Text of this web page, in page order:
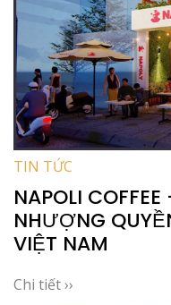
TIN TỨC
NAPOLI
NHƯỢNG
VIỆT NAM
Chi tiết ››